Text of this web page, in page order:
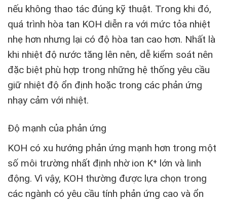
nếu không thao tác đúng kỹ thuật. Trong khi đó,
quá trình hòa tan KOH diễn ra với mức tỏa nhiệt
nhẹ hơn nhưng lại có độ hòa tan cao hơn. Nhất là
khi nhiệt độ nước tăng lên nên, dễ kiểm soát nên
đặc biệt phù hợp trong những hệ thống yêu cầu
giữ nhiệt độ ổn định hoặc trong các phản ứng
nhạy cảm với nhiệt.
Độ mạnh của phản ứng
KOH có xu hướng phản ứng mạnh hơn trong một
số môi trường nhất định nhờ ion K⁺ lớn và linh
động. Vì vậy, KOH thường được lựa chọn trong
các ngành có yêu cầu tính phản ứng cao và ổn